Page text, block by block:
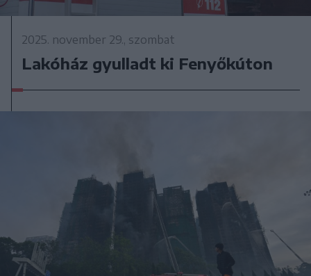
2025. november 29., szombat
Lakóház gyulladt ki Fenyőkúton